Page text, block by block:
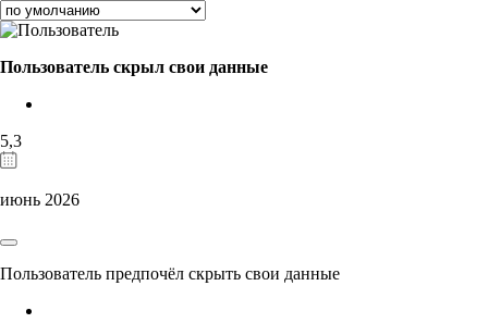
Пользователь скрыл свои данные
5,3
июнь 2026
Пользователь предпочёл скрыть свои данные